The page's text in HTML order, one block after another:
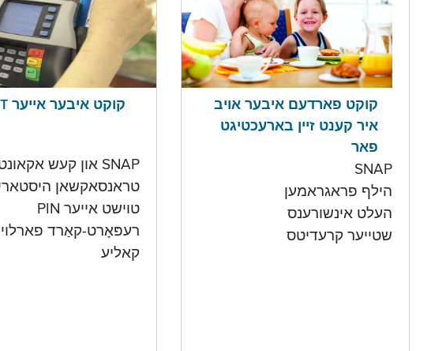
קוקט איבער אייער EBT סומע
SNAP און קעש אקאונט
טראנסאקשאן
טוישט אייער PIN
רעפּאָרט-קאַרד
קאליע
קוקט פארדעם איבער אויב
איר קענט זיין בארעכטיגט
פאר
SNAP
הילף פראגראמען
העלט אינשורענס
שטייער קרעדיטס